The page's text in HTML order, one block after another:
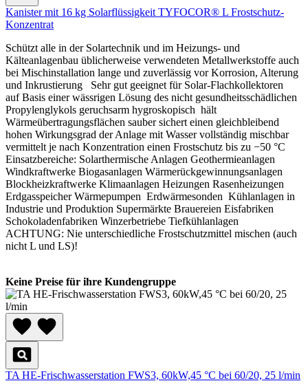
Kanister mit 16 kg Solarflüssigkeit TYFOCOR® L Frostschutz-
Konzentrat
Schützt alle in der Solartechnik und im Heizungs- und
Kälteanlagenbau üblicherweise verwendeten Metallwerkstoffe auch
bei Mischinstallation lange und zuverlässig vor Korrosion, Alterung
und Inkrustierung Sehr gut geeignet für Solar-Flachkollektoren
auf Basis einer wässrigen Lösung des nicht gesundheitsschädlichen
Propylenglykols geruchsarm hygroskopisch hält
Wärmeübertragungsflächen sauber sichert einen gleichbleibend
hohen Wirkungsgrad der Anlage mit Wasser vollständig mischbar
vermittelt je nach Konzentration einen Frostschutz bis zu −50 °C
Einsatzbereiche: Solarthermische Anlagen Geothermieanlagen
Windkraftwerke Biogasanlagen Wärmerückgewinnungsanlagen
Blockheizkraftwerke Klimaanlagen Heizungen Rasenheizungen
Erdgasspeicher Wärmepumpen Erdwärmesonden Kühlanlagen in
Industrie und Produktion Supermärkte Brauereien Eisfabriken
Schokoladenfabriken Winzerbetriebe Tiefkühlanlagen
ACHTUNG: Nie unterschiedliche Frostschutzmittel mischen (auch
nicht L und LS)!
Keine Preise für ihre Kundengruppe
TA HE-Frischwasserstation FWS3, 60kW,45 °C bei 60/20, 25 l/min